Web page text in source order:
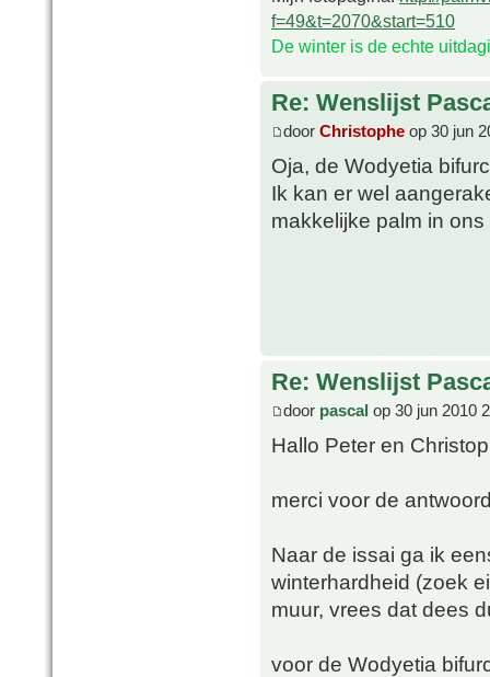
f=49&t=2070&start=510
De winter is de echte
Re: Wenslijst
door Christophe op 30 jun
Oja, de Wodyetia
Ik kan er wel
makkelijke palm in
Re: Wenslijst
door pascal op 30 jun 2010
Hallo Peter en
merci voor de
Naar de issai ga ik
winterhardheid (zoek
muur, vrees dat dees
voor de Wodyetia